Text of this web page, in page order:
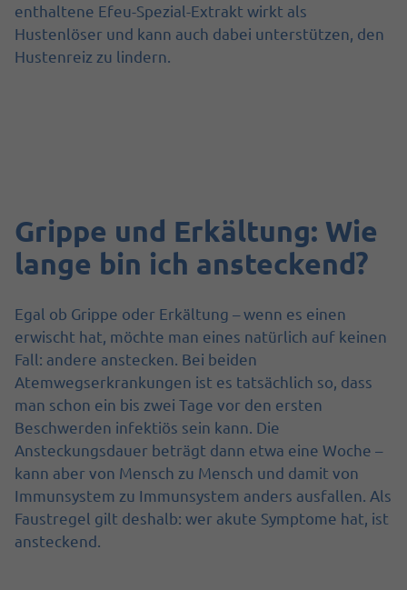
enthaltene Efeu-Spezial-Extrakt wirkt als
Hustenlöser und kann auch dabei unterstützen, den
Hustenreiz zu lindern.
Grippe und Erkältung: Wie
lange bin ich ansteckend?
Egal ob Grippe oder Erkältung – wenn es einen
erwischt hat, möchte man eines natürlich auf keinen
Fall: andere anstecken. Bei beiden
Atemwegserkrankungen ist es tatsächlich so, dass
man schon ein bis zwei Tage vor den ersten
Beschwerden infektiös sein kann. Die
Ansteckungsdauer beträgt dann etwa eine Woche –
kann aber von Mensch zu Mensch und damit von
Immunsystem zu Immunsystem anders ausfallen. Als
Faustregel gilt deshalb: wer akute Symptome hat, ist
ansteckend.